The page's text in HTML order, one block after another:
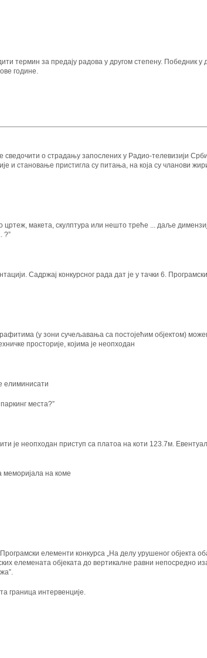
термин за предају радова у другом степену. Победник у
године.
сведочити о страдању запослених у Радио-телевизији
и становање пристигла су питања, на која су чланови
цртеж, макета, скулптура или нешто треће ... даље
?”
Садржај конкурсног рада дат је у тачки 6.
(у зони сучељавања са постојећим објектом)
просторије, којима је неопходан
елиминисати
места?”
је неопходан приступ са платоа на коти 123.7м.
меморијала на коме
елементи конкурса „На делу урушеног објекта
елемената објеката до вертикалне равни непосредно
граница интервенције.